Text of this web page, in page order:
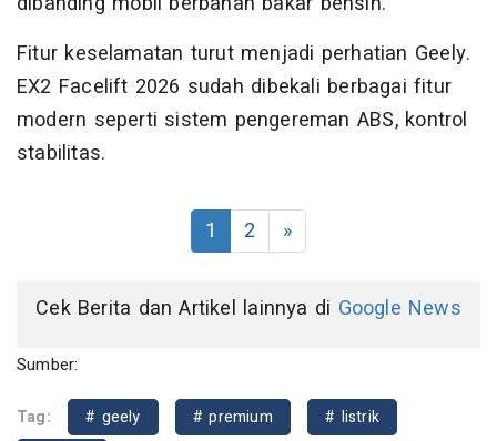
Fitur keselamatan turut menjadi perhatian Geely.
EX2 Facelift 2026 sudah dibekali berbagai fitur
modern seperti sistem pengereman ABS, kontrol
stabilitas.
1 2 »
Cek Berita dan Artikel lainnya di Google News
Sumber:
Tag: # geely # premium
# listrik